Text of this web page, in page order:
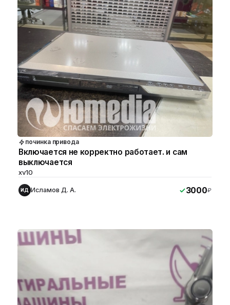
починка привода
Включается не корректно работает. и сам
выключается
xv10
ИД Исламов Д. А. 3000₽